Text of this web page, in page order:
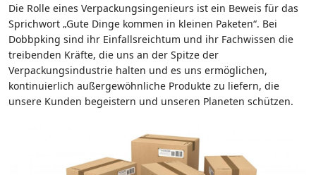
Die Rolle eines Verpackungsingenieurs ist ein Beweis für das
Sprichwort „Gute Dinge kommen in kleinen Paketen“. Bei
Dobbpking sind ihr Einfallsreichtum und ihr Fachwissen die
treibenden Kräfte, die uns an der Spitze der
Verpackungsindustrie halten und es uns ermöglichen,
kontinuierlich außergewöhnliche Produkte zu liefern, die
unsere Kunden begeistern und unseren Planeten schützen.